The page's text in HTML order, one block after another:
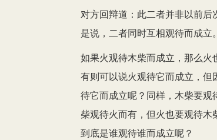
对方回辩道：此二者并非以前
是说，二者同时互相观待而成立。
如果火观待木柴而成立，那么
有则可以说火观待它而成立，
待它而成立呢？同样，木柴要
柴观待火而有，但火也要观待木
到底是谁观待谁而成立呢？